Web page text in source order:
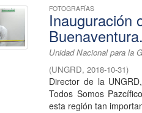
FOTOGRAFÍAS
Inauguración
Buenaventura.
Unidad Nacional para la
(UNGRD,2018-10-31)
Director de la
Todos Somos
esta región tan